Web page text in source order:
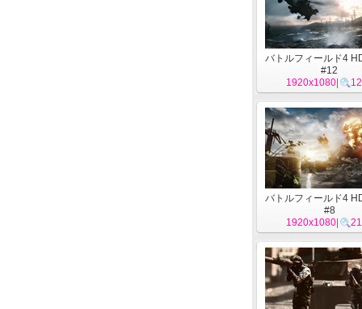
バトルフィールド4
#12
1920x1080
バトルフィールド4
#8
1920x1080